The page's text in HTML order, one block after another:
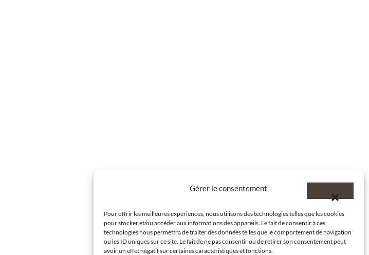
Gérer le consentement
Pour offrir les meilleures expériences, nous utilisons des technologies telles que les cookies
pour stocker et/ou accéder aux informations des appareils. Le fait de consentir à ces
technologies nous permettra de traiter des données telles que le comportement de navigation
ou les ID uniques sur ce site. Le fait de ne pas consentir ou de retirer son consentement peut
avoir un effet négatif sur certaines caractéristiques et fonctions.